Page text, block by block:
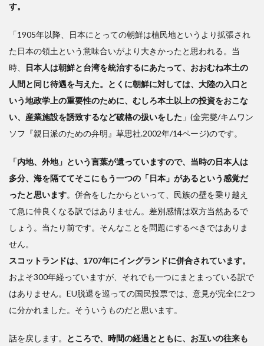
す。
「1905年以降、日本にとっての朝鮮は植民地というより拡張され
た日本の領土という意味合いがより大きかったと思われる。当
時、
日本人は朝鮮と台湾を統治するにあたって、おおむね本土の
人間と同じ待遇を与えた。とくに朝鮮に対しては、大陸の入口と
いう地政学上の重要性のために、むしろ本土以上の投資をおこな
い、産業施設を誘致するなど破格の扱いをした 」(金完燮/キムワン
ソフ『親日派のための弁明』草思社.2002年/14ページ)のです。
「内地、外地」という言葉が遺っていますので、当時の日本人は
多分、海を隔ててそこにもう一つの「日本」があるという感覚だ
ったと思います。併合をしたからといって、民族の壁を乗り越え
て急に仲良くなる訳ではありません。差別感情は双方当然あるで
しょう。当たり前です。そんなことを問題にするべきではありま
せん。
スコットランドは、1707年にイングランドに併合されています。
およそ300年経っていますが、それでも一つにまとまっている訳で
はありません。EU脱退を巡っての国民投票では、意見が完全に2つ
に分かれました。そういうものだと思います。
話を戻します。 ところで、時間の経過とともに、お互いの往来も